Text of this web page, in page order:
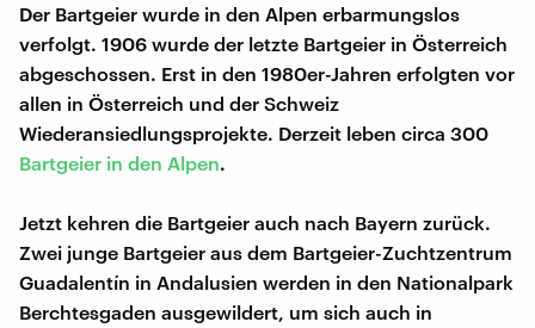
Der Bartgeier wurde in den Alpen erbarmungslos
verfolgt. 1906 wurde der letzte Bartgeier in Österreich
abgeschossen. Erst in den 1980er-Jahren erfolgten vor
allen in Österreich und der Schweiz
Wiederansiedlungsprojekte. Derzeit leben circa 300
Bartgeier in den Alpen.
Jetzt kehren die Bartgeier auch nach Bayern zurück.
Zwei junge Bartgeier aus dem Bartgeier-Zuchtzentrum
Guadalentín in Andalusien werden in den Nationalpark
Berchtesgaden ausgewildert, um sich auch in